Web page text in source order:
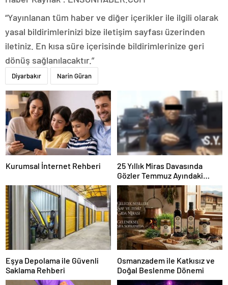
“Yayınlanan tüm haber ve diğer içerikler ile ilgili olarak
yasal bildirimlerinizi bize iletişim sayfası üzerinden
iletiniz. En kısa süre içerisinde bildirimlerinize geri
dönüş sağlanılacaktır.”
Diyarbakır Narin Güran
Kurumsal İnternet Rehberi
25 Yıllık Miras Davasında
Gözler Temmuz Ayındaki
Karar Duruşmasına Çevrildi
Eşya Depolama ile Güvenli
Saklama Rehberi
Osmanzadem ile Katkısız ve
Doğal Beslenme Dönemi